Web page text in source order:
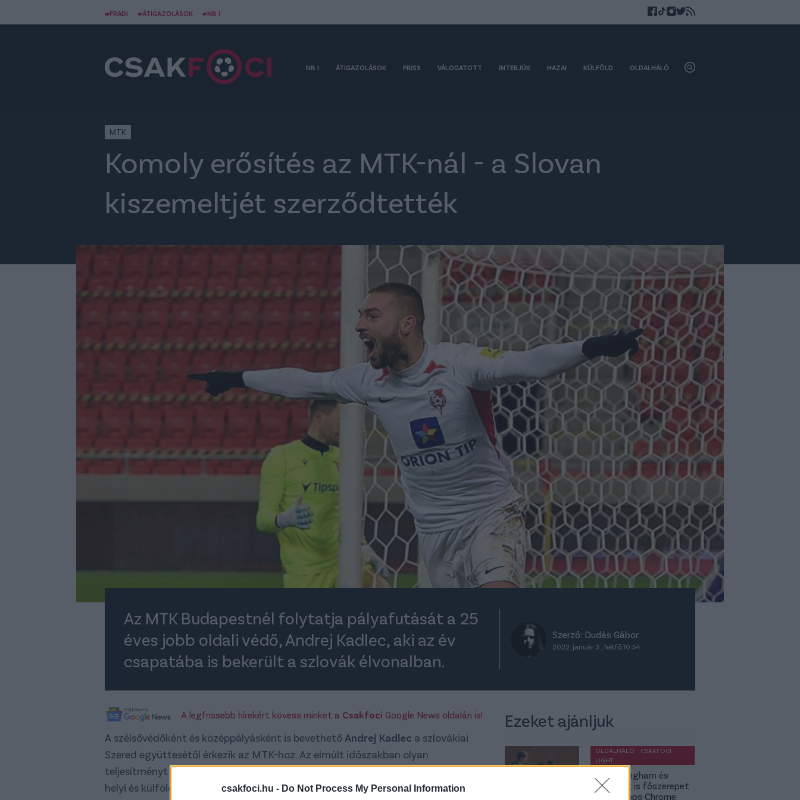
csakfoci.hu - Do Not Process My Personal Information
#FRADI #ÁTIGAZOLÁSOK #NB I
NB I ÁTIGAZOLÁSOK FRISS VÁLOGATOTT INTERJÚK HAZAI KÜLFÖLD OLDALHÁLÓ
MTK
Komoly erősítés az MTK-nál - a Slovan
kiszemeltjét szerződtették
Az MTK Budapestnél folytatja pályafutását a 25
éves jobb oldali védő, Andrej Kadlec, aki az év
csapatába is bekerült a szlovák élvonalban.
Szerző: Dudás Gábor
2022. január 3., hétfő 10:54
A legfrissebb hírekért kövess minket a Csakfoci Google News oldalán is!
A szélsővédőként és középpályásként is bevethető Andrej Kadlec a szlovákiai
Szered együttesétől érkezik az MTK-hoz. Az elmúlt időszakban olyan
teljesítményt nyújtott, hogy bekerült az év csapatába Szlovákiában, így több
helyi és külföldi megkeresése is volt, végül a magyar klub ajánlatát fogadta el.
Ezeket ajánljuk
OLDALHÁLÓ - CSAKFOCI
LIGHT
Jude Bellingham és
Budapest is főszerepet
kap a Topps Chrome